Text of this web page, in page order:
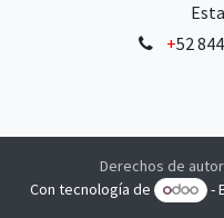
+52
Derechos de
Con tecnología de
-